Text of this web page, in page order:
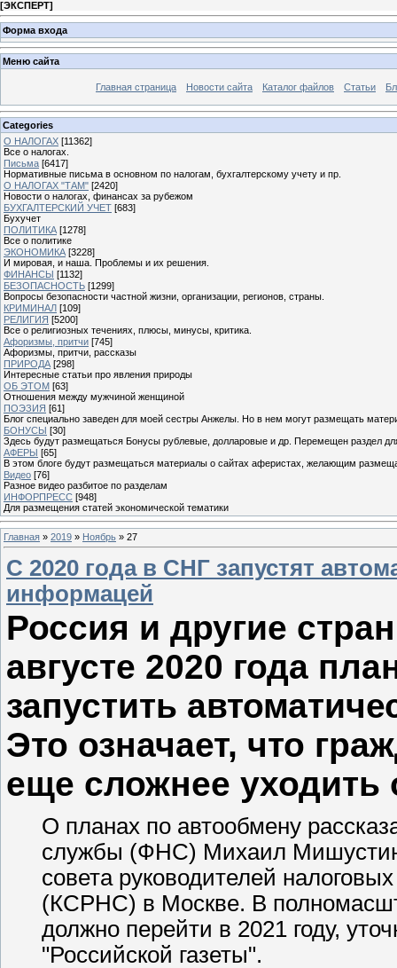
[ЭКСПЕРТ]
Форма входа
Меню сайта
Главная страница Новости сайта Каталог файлов Статьи
Categories
О НАЛОГАХ [11362]
Все о налогах.
Письма [6417]
Нормативные письма в основном по налогам, бухгалтерскому учету и пр.
О НАЛОГАХ "ТАМ" [2420]
Новости о налогах, финансах за рубежом
БУХГАЛТЕРСКИЙ УЧЕТ [683]
Бухучет
ПОЛИТИКА [1278]
Все о политике
ЭКОНОМИКА [3228]
И мировая, и наша. Проблемы и их решения.
ФИНАНСЫ [1132]
БЕЗОПАСНОСТЬ [1299]
Вопросы безопасности частной жизни, организации, регионов, страны.
КРИМИНАЛ [109]
РЕЛИГИЯ [5200]
Все о религиозных течениях, плюсы, минусы, критика.
Афоризмы, притчи [745]
Афоризмы, притчи, рассказы
ПРИРОДА [298]
Интересные статьи про явления природы
ОБ ЭТОМ [63]
Отношения между мужчиной женщиной
ПОЭЗИЯ [61]
Блог специально заведен для моей сестры Анжелы. Но в нем могут размещать
БОНУСЫ [30]
Здесь будут размещаться Бонусы рублевые, долларовые и др. Перемещен раздел
АФЕРЫ [65]
В этом блоге будут размещаться материалы о сайтах аферистах, желающим
Видео [76]
Разное видео разбитое по разделам
ИНФОРПРЕСС [948]
Для размещения статей экономической тематики
Главная » 2019 » Ноябрь » 27
С 2020 года в СНГ запустят
информацей
Россия и другие
августе 2020 года
запустить
Это означает, что
еще сложнее уходить
О планах по автообмену
службы (ФНС) Михаил Мишустин
совета руководителей
(КСРНС) в Москве. В
должно перейти в 2021 году,
"Российской газеты".